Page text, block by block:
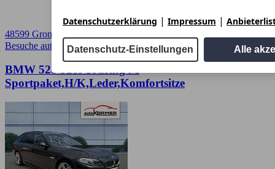
Datenschutzerklärung | Impressum |
Datenschutz-Einstellungen Alle
48599 Gronau
Besuche autoscout24.de➚
BMW 528 528i Touring M
Sportpaket,H/K,Leder,Komfortsitze